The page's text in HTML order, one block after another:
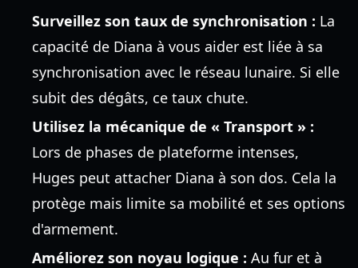
Surveillez son taux de synchronisation : La
capacité de Diana à vous aider est liée à sa
synchronisation avec le réseau lunaire. Si elle
subit des dégâts, ce taux chute.
Utilisez la mécanique de « Transport » :
Lors de phases de plateforme intenses,
Huges peut attacher Diana à son dos. Cela la
protège mais limite sa mobilité et ses options
d'armement.
Améliorez son noyau logique : Au fur et à